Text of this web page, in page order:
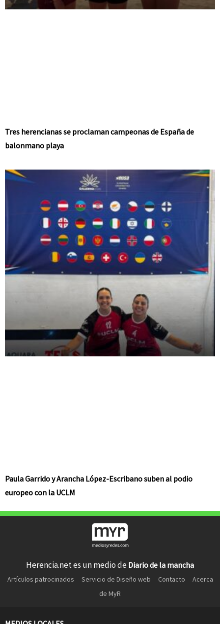
Tres herencianas se proclaman campeonas de España de
balonmano playa
Paula Garrido y Arancha López-Escribano suben al podio
europeo con la UCLM
Herencia.net es un medio de Diario de la mancha
Artículos patrocinados Servicio de Diseño web Contacto
Acerca
de MyR